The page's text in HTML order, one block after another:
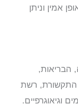
אמין וניתן
הבריאות,
התקשורת, רשת
וגיאוגרפיים.